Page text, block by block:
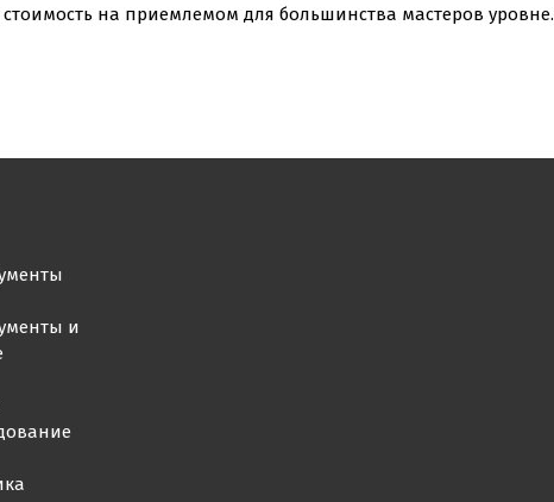
на приемлемом для большинства мастеров уровне.
и